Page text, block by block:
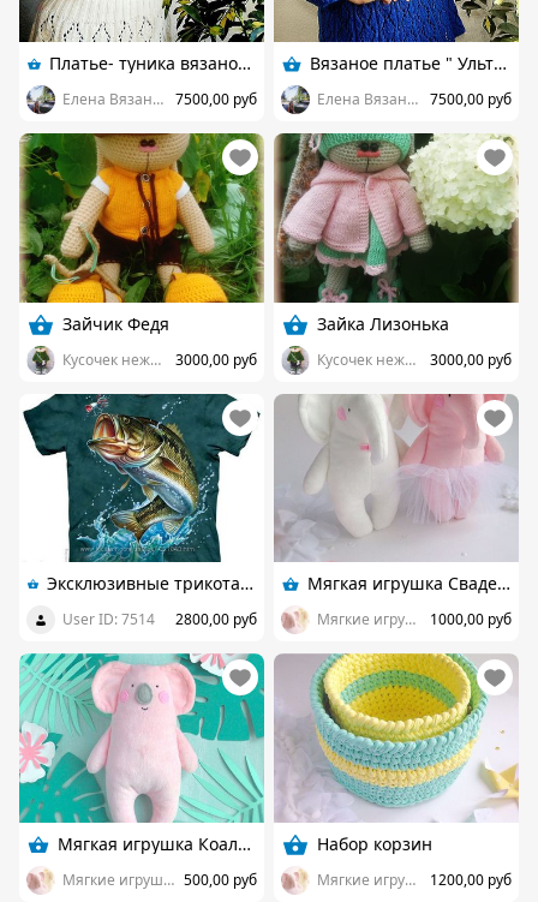
Платье- туника вязаное " Зимняя Красавица "
Елена Вязаный Эксклюзив 7500,00 руб
Вязаное платье " Ультрамарин "
Елена Вязаный Эксклюзив 7500,00 руб
Зайчик Федя
Кусочек нежности. 3000,00 руб
Зайка Лизонька
Кусочек нежности. 3000,00 руб
Эксклюзивные трикотажные изделия ручной работы
User ID: 7514 2800,00 руб
Мягкая игрушка Свадебные Слоники
Мягкие игрушки Funny Elephany 1000,00 руб
Мягкая игрушка Коала Мими
Мягкие игрушки Funny Elephany 500,00 руб
Набор корзин
Мягкие игрушки Funny Elephany 1200,00 руб